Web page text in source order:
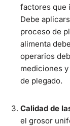
factores que
Debe
proceso de
alimenta
operarios
mediciones
de plegado.
Calidad de
el grosor